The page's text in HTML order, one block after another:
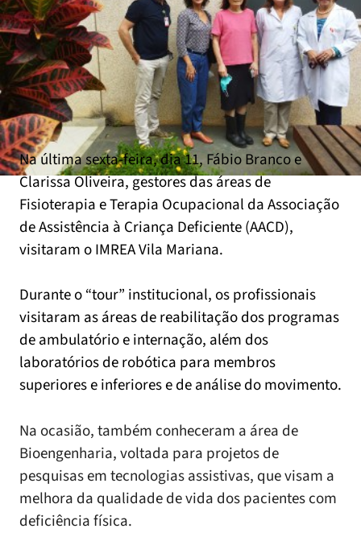
Na última sexta-feira, dia 11, Fábio Branco e
Clarissa Oliveira, gestores das áreas de
Fisioterapia e Terapia Ocupacional da Associação
de Assistência à Criança Deficiente (AACD),
visitaram o IMREA Vila Mariana.
Durante o “tour” institucional, os profissionais
visitaram as áreas de reabilitação dos programas
de ambulatório e internação, além dos
laboratórios de robótica para membros
superiores e inferiores e de análise do movimento.
Na ocasião, também conheceram a área de
Bioengenharia, voltada para projetos de
pesquisas em tecnologias assistivas, que visam a
melhora da qualidade de vida dos pacientes com
deficiência física.